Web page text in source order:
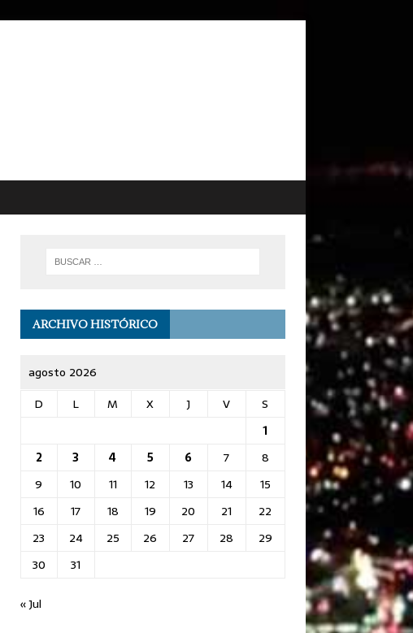
ARCHIVO HISTÓRICO
agosto 2026
D
L M X J V
S
1
2
3 4 5 6 7
8
9
10 11 12 13 14
15
16
17 18 19 20 21
22
23
24 25 26 27 28
29
30
31
« Jul